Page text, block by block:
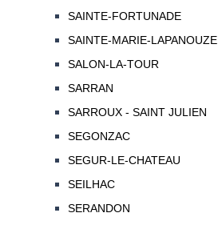
SAINTE-FORTUNADE
SAINTE-MARIE-LAPANOUZE
SALON-LA-TOUR
SARRAN
SARROUX - SAINT JULIEN
SEGONZAC
SEGUR-LE-CHATEAU
SEILHAC
SERANDON